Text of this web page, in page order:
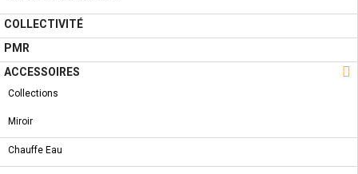
COLLECTIVITÉ
PMR
ACCESSOIRES

Collections
Miroir
Chauffe Eau
Qui Sommes-Nous ?
Conditions Générales de Vente